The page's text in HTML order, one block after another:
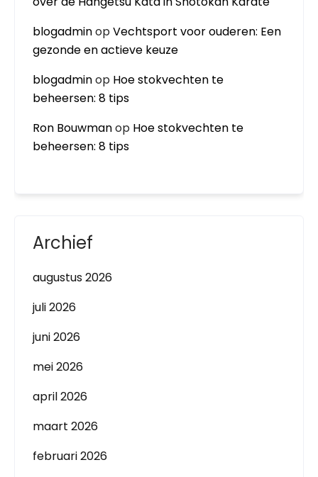
blogadminopVechtsport voor ouderen: Een
gezonde en actieve keuze
blogadminop Hoe stokvechten te
beheersen: 8 tips
Ron Bouwmanop Hoe stokvechten te
beheersen: 8 tips
Archief
augustus 2026
juli 2026
juni 2026
mei 2026
april 2026
maart 2026
februari 2026